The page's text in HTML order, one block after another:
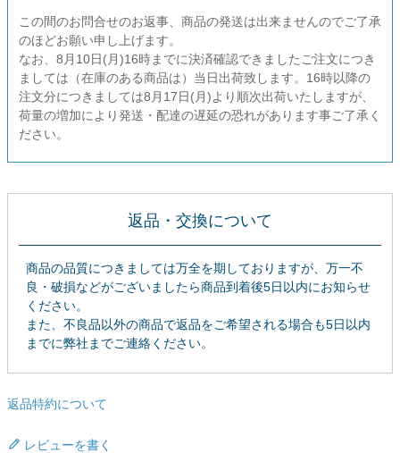
ご利用ガイド
特定商取引法に基づく表示
個人情報の取扱
この間のお問合せのお返事、商品の発送は出来ませんのでご了承
のほどお願い申し上げます。
なお、8月10日(月)16時までに決済確認できましたご注文につき
ましては（在庫のある商品は）当日出荷致します。16時以降の
注文分につきましては8月17日(月)より順次出荷いたしますが、
荷量の増加により発送・配達の遅延の恐れがあります事ご了承く
ださい。
返品・交換について
商品の品質につきましては万全を期しておりますが、万一不
良・破損などがございましたら商品到着後5日以内にお知らせ
ください。
また、不良品以外の商品で返品をご希望される場合も5日以内
までに弊社までご連絡ください。
返品特約について
レビューを書く